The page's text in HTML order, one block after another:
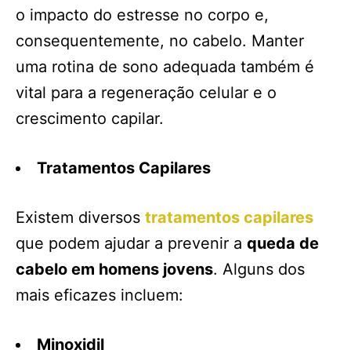
o impacto do estresse no corpo e,
consequentemente, no cabelo. Manter
uma rotina de sono adequada também é
vital para a regeneração celular e o
crescimento capilar.
Tratamentos Capilares
Existem diversos tratamentos capilares
que podem ajudar a prevenir a queda de
cabelo em homens jovens. Alguns dos
mais eficazes incluem:
Minoxidil